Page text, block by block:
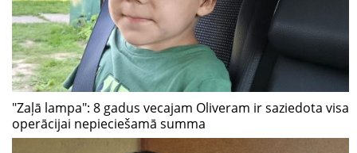
"Zaļā lampa": 8 gadus vecajam Oliveram ir saziedota visa
operācijai nepieciešamā summa